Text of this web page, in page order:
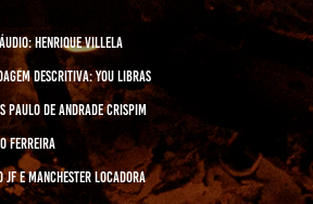
Henrique Villela
Descritiva: You Libras
de Andrade Crispim
Ferreira
JF e Manchester Locadora